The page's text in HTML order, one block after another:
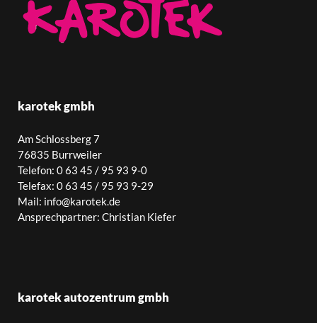
karotek gmbh
Am Schlossberg 7
76835 Burrweiler
Telefon: 0 63 45 / 95 93 9-0
Telefax: 0 63 45 / 95 93 9-29
Mail: info@karotek.de
Ansprechpartner: Christian Kiefer
karotek autozentrum gmbh